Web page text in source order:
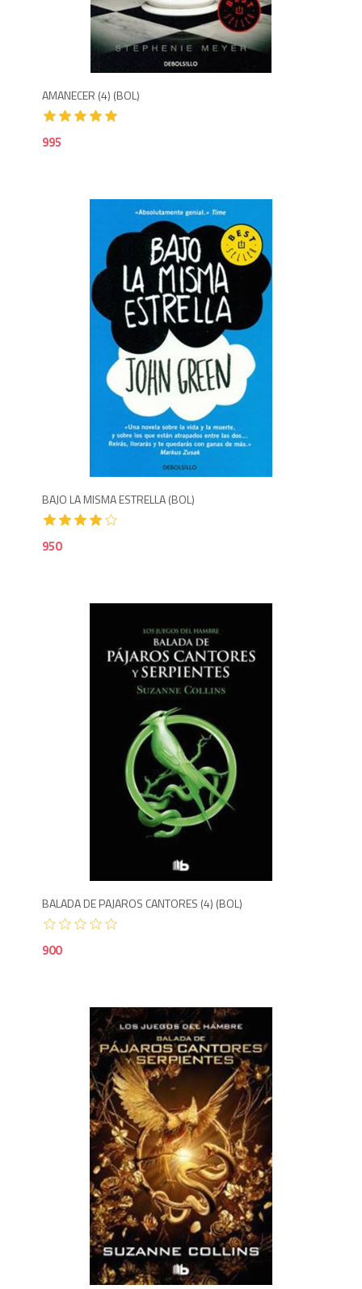
AMANECER (4) (BOL)
995
BAJO LA MISMA ESTRELLA (BOL)
950
BALADA DE PAJAROS CANTORES (4) (BOL)
900